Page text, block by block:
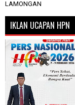
LAMONGAN
IKLAN UCAPAN HPN